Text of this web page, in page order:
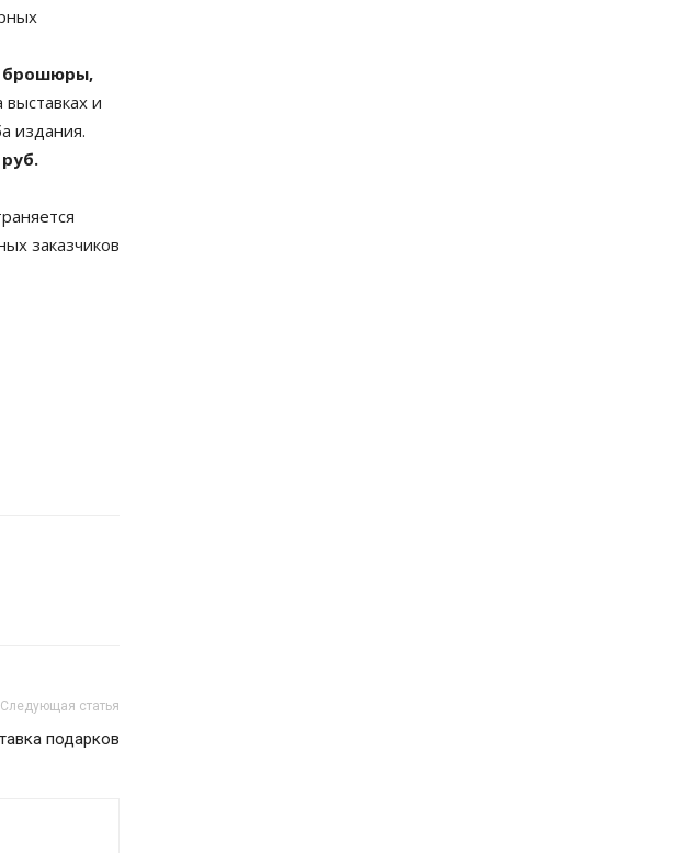
брошюры,
и
издания.
заказчиков
Следующая статья
подарков